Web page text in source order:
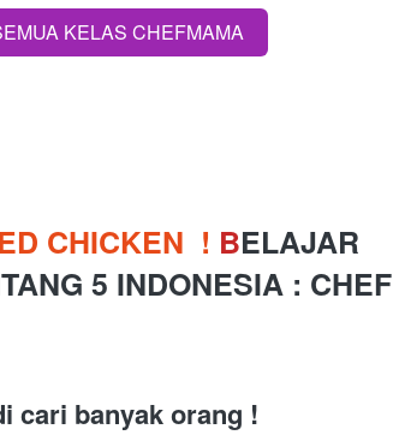
KELAS CHEFMAMA
CHICKEN  ! BELAJAR
5 INDONESIA : CHEF
cari banyak orang !